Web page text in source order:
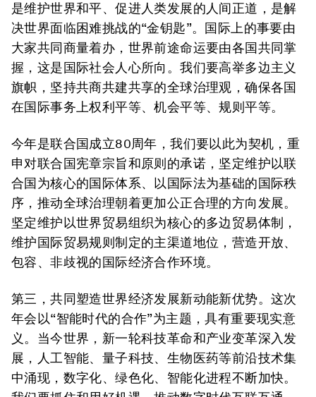
是维护世界和平、促进人类发展的人间正道，是解
决世界面临困难挑战的“金钥匙”。国际上的事要由
大家共同商量着办，世界前途命运要由各国共同掌
握，这是国际社会人心所向。我们要高举多边主义
旗帜，坚持共商共建共享的全球治理观，确保各国
在国际事务上权利平等、机会平等、规则平等。
今年是联合国成立80周年，我们要以此为契机，重
申对联合国宪章宗旨和原则的承诺，坚定维护以联
合国为核心的国际体系、以国际法为基础的国际秩
序，推动全球治理朝着更加公正合理的方向发展。
坚定维护以世界贸易组织为核心的多边贸易体制，
维护国际贸易规则制定的主渠道地位，营造开放、
包容、非歧视的国际经济合作环境。
第三，共同塑造世界经济发展新动能新优势。这次
年会以“智能时代的合作”为主题，具有重要现实意
义。当今世界，新一轮科技革命和产业变革深入发
展，人工智能、量子科技、生物医药等前沿技术集
中涌现，数字化、绿色化、智能化进程不断加快。